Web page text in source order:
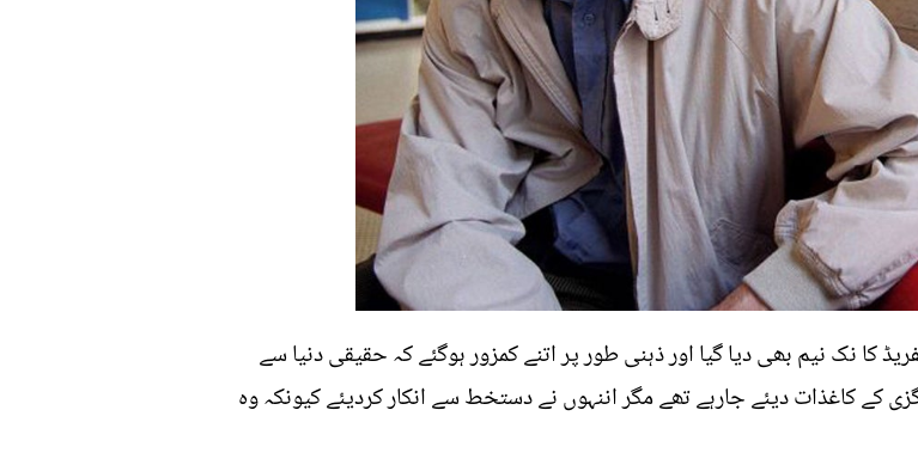
کا نک نیم بھی دیا گیا اور ذہنی طور پر اتنے کمزور ہوگئے کہ حقیقی دنیا سے
ہوتے. 1999 میں انہیں پناہ گزی کے کاغذات دیئے جارہے تھے مگر اننہوں نے دستخط سے انکار کردیئے کیونکہ وہ